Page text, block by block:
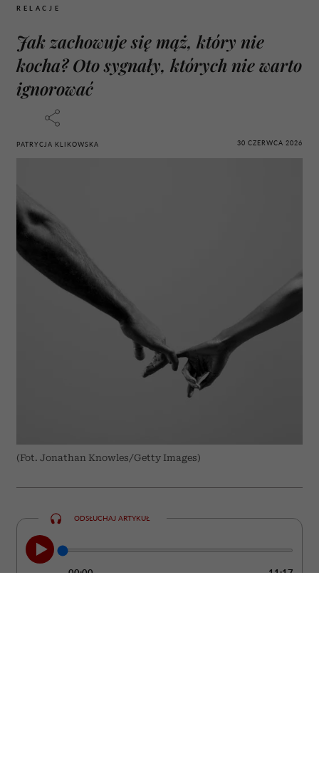
RELACJE
Jak zachowuje się mąż, który nie
kocha? Oto sygnały, których nie warto
ignorować
PATRYCJA KLIKOWSKA 30 CZERWCA 2026
(Fot. Jonathan Knowles/Getty Images)
ODSŁUCHAJ ARTYKUŁ
00:00 11:17